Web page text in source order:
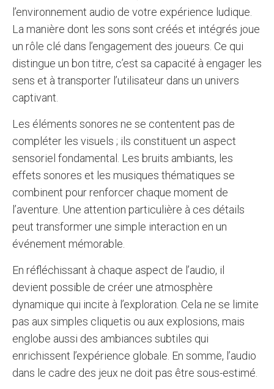
l’environnement audio de votre expérience ludique.
La manière dont les sons sont créés et intégrés joue
un rôle clé dans l’engagement des joueurs. Ce qui
distingue un bon titre, c’est sa capacité à engager les
sens et à transporter l’utilisateur dans un univers
captivant.
Les éléments sonores ne se contentent pas de
compléter les visuels ; ils constituent un aspect
sensoriel fondamental. Les bruits ambiants, les
effets sonores et les musiques thématiques se
combinent pour renforcer chaque moment de
l’aventure. Une attention particulière à ces détails
peut transformer une simple interaction en un
événement mémorable.
En réfléchissant à chaque aspect de l’audio, il
devient possible de créer une atmosphère
dynamique qui incite à l’exploration. Cela ne se limite
pas aux simples cliquetis ou aux explosions, mais
englobe aussi des ambiances subtiles qui
enrichissent l’expérience globale. En somme, l’audio
dans le cadre des jeux ne doit pas être sous-estimé.